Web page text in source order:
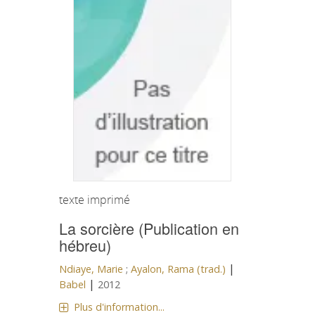
texte imprimé
La sorcière (Publication en
hébreu)
Ndiaye, Marie ;Ayalon, Rama (trad.) |
Babel | 2012
Plus d'information...